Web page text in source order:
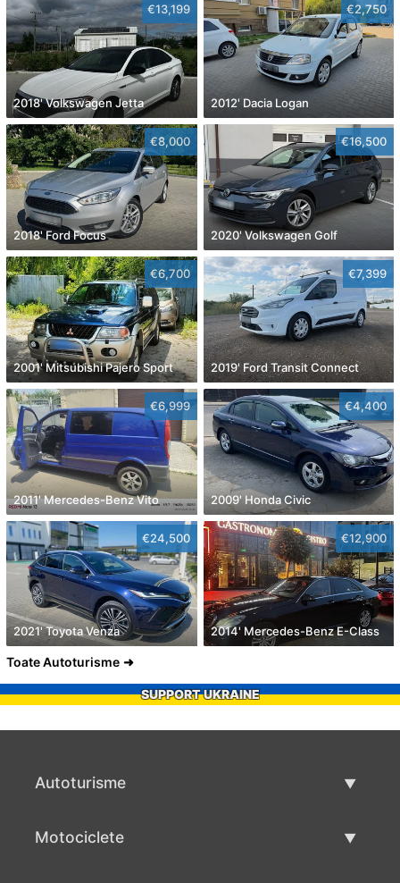
€13,199
2018' Volkswagen Jetta
€2,750
2012' Dacia Logan
€8,000
2018' Ford Focus
€16,500
2020' Volkswagen Golf
€6,700
2001' Mitsubishi Pajero Sport
€7,399
2019' Ford Transit Connect
€6,999
2011' Mercedes-Benz Vito
€4,400
2009' Honda Civic
€24,500
2021' Toyota Venza
€12,900
2014' Mercedes-Benz E-Class
Toate Autoturisme
SUPPORT UKRAINE
Autoturisme
Motociclete